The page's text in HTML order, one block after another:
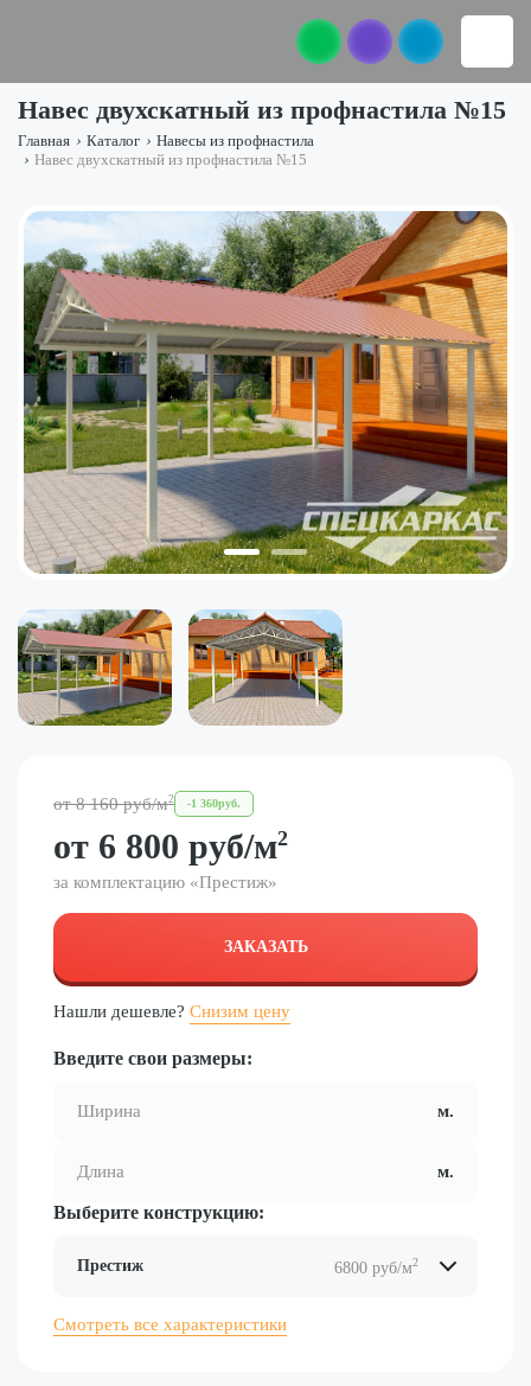
Навес двухскатный из профнастила №15
Главная › Каталог › Навесы из профнастила
› Навес двухскатный из профнастила №15
от8 160 руб/м2 -1 360руб.
от 6 800 руб/м2
за комплектацию «Престиж»
ЗАКАЗАТЬ
Нашли дешевле? Снизим цену
Введите свои размеры:
Выберите конструкцию:
Престиж 6800 руб/м2
Смотреть все характеристики